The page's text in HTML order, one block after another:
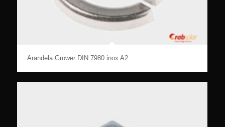
Arandela Grower DIN 7980 inox A2